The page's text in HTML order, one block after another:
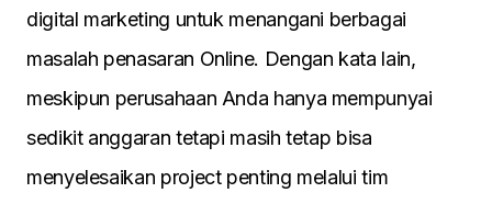
digital marketing untuk menangani berbagai
masalah penasaran Online. Dengan kata lain,
meskipun perusahaan Anda hanya mempunyai
sedikit anggaran tetapi masih tetap bisa
menyelesaikan project penting melalui tim